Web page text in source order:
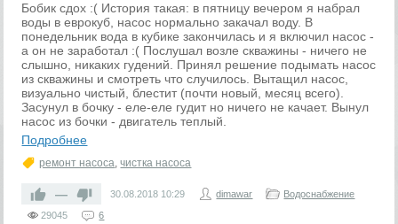
Бобик сдох :( История такая: в пятницу вечером я набрал
воды в еврокуб, насос нормально закачал воду. В
понедельник вода в кубике закончилась и я включил насос -
а он не заработал :( Послушал возле скважины - ничего не
слышно, никаких гудений. Принял решение подымать насос
из скважины и смотреть что случилось. Вытащил насос,
визуально чистый, блестит (почти новый, месяц всего).
Засунул в бочку - еле-еле гудит но ничего не качает. Вынул
насос из бочки - двигатель теплый.
Подробнее
ремонт насоса,чистка насоса
— 30.08.2018 10:29 dimawar
Водоснабжение
29045
6